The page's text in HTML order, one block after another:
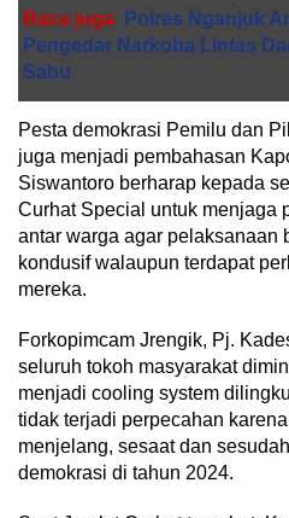
Baca juga
Polres Nganjuk
Pengedar Narkoba Lintas
Sabu
Pesta demokrasi Pemilu dan
juga menjadi pembahasan
Siswantoro berharap kepada
Curhat Special untuk menjaga
antar warga agar pelaksanaan
kondusif walaupun terdapat
mereka.
Forkopimcam Jrengik, Pj.
seluruh tokoh masyarakat
menjadi cooling system
tidak terjadi perpecahan
menjelang, sesaat dan
demokrasi di tahun 2024.